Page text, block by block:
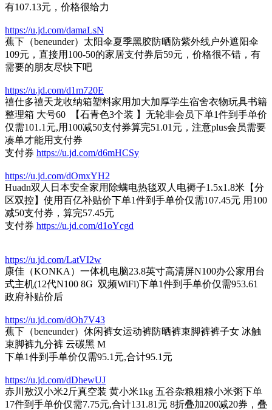
有107.13元，价格很给力
https://u.jd.com/damaLsN
蕉下（beneunder）太阳伞夏季黑胶防晒防紫外线户外遮阳伞
109元，直接用100-50的家居支付券后59元，价格很不错，有
需要的朋友尽快下吧
https://u.jd.com/d1m720E
禧仕多禧天龙收纳箱塑料家用加大加厚学生宿舍衣物玩具书籍
整理箱 大号60 【石青色3个装 】无轮非会员下单1件到手单价
仅需101.1元,用100减50支付券算完51.01元，注意plus会员需要
凑单才能用支付券
支付券 https://u.jd.com/d6mHCSy
https://u.jd.com/dOmxYH2
Huadn双人日本安全家用除螨电热毯双人电褥子1.5x1.8米【分
区双控】使用百亿补贴价下单1件到手单价仅需107.45元 用100
减50支付券，算完57.45元
支付券 https://u.jd.com/d1oYcgd
https://u.jd.com/LatVI2w
康佳（KONKA）一体机电脑23.8英寸高清屏N100办公家用台
式主机(12代N100 8G 双频WiFi)下单1件到手单价仅需953.61
政府补贴价后
https://u.jd.com/dOh7V43
蕉下（beneunder）休闲裤女运动裤防晒裤束脚裤裤子女 冰触
束脚裤九分裤 云碳黑 M
下单1件到手单价仅需95.1元,合计95.1元
https://u.jd.com/dDhewUJ
赤川敖汉小米2斤真空装 黄小米1kg 五谷杂粮粗粮小米粥下单
17件到手单价仅需7.75元,合计131.81元 8折叠加200减20券，叠